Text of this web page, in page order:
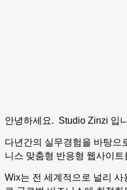
안녕하세요. Studio Zinzi 입
다년간의 실무경험을 바탕으
니스 맞춤형 반응형 웹사이
Wix는 전 세계적으로 널리